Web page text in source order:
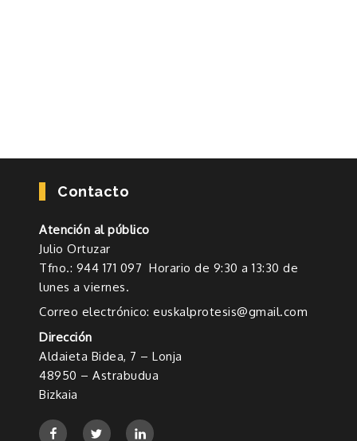
Contacto
Atención al público
Julio Ortuzar
Tfno.: 944 171 097 Horario de 9:30 a 13:30 de
lunes a viernes.
Correo electrónico: euskalprotesis@gmail.com
Dirección
Aldaieta Bidea, 7 – Lonja
48950 – Astrabudua
Bizkaia